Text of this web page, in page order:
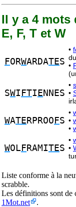
Il y a 4 mots
E, F, T et W
FORWARDATES
•
•
SWI FTI E NNES
•
•
WATE RPROO FS
•
•
•
WOL F RAMITES
•
•
Liste conforme à la
scrabble.
Les définitions sont de
1Mot.net
.